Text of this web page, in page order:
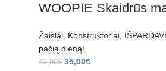
WOOPIE Skaidrūs
Žaislai, Konstruktoriai,
pačią dieną!
42,99€ 35,00€